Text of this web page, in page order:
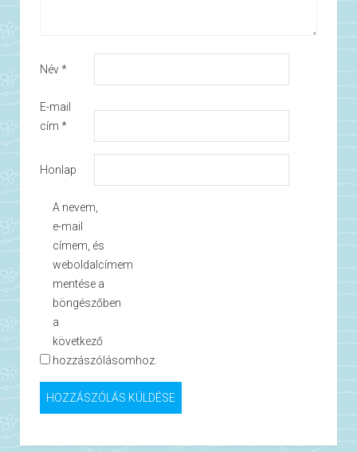
Név*
E-mail
cím *
Honlap
A nevem,
e-mail
címem, és
weboldalcímem
mentése a
böngészőben
a
következő
hozzászólásomhoz.